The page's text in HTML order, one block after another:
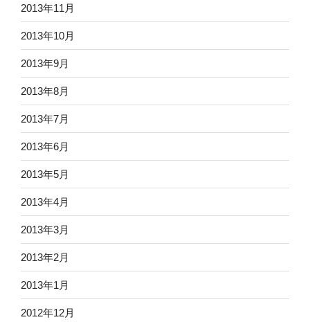
2013年11月
2013年10月
2013年9月
2013年8月
2013年7月
2013年6月
2013年5月
2013年4月
2013年3月
2013年2月
2013年1月
2012年12月